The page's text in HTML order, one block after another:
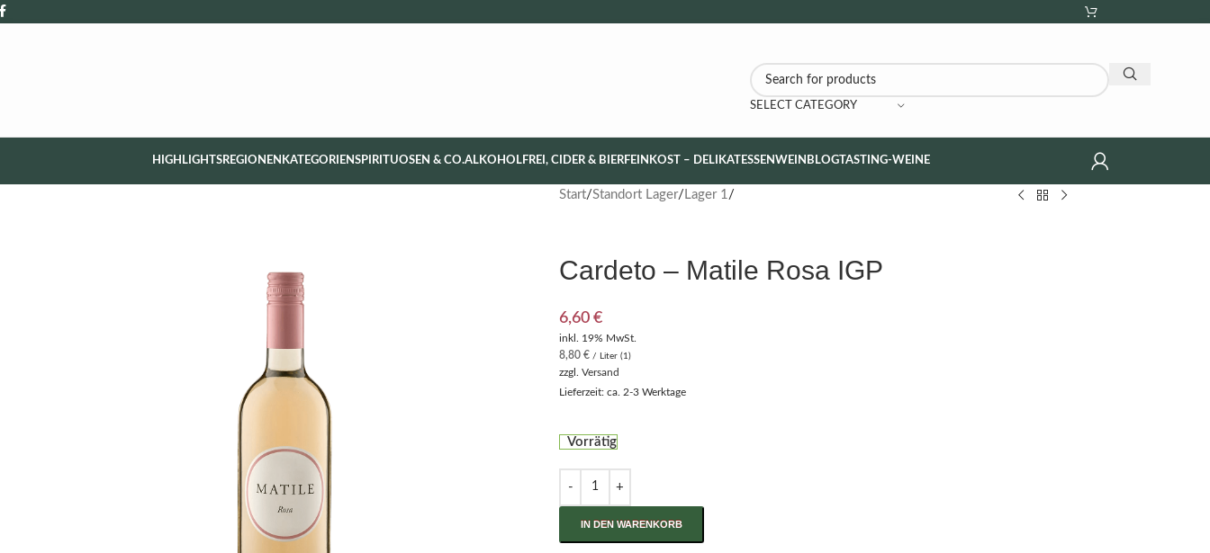
SELECT CATEGORY
HIGHLIGHTSREGIONEN KATEGORIENSPIRITUOSEN & CO.ALKOHOLFREI, CIDER & BIERFEINKOST – DELIKATESSENWEINBLOGTASTING-WEINE
Start Standort Lager Lager 1
Cardeto – Matile Rosa IGP
6,60 €
inkl. 19% MwSt.
8,80 € / Liter (1)
zzgl. Versand
Lieferzeit: ca. 2-3 Werktage
Vorrätig
IN DEN WARENKORB